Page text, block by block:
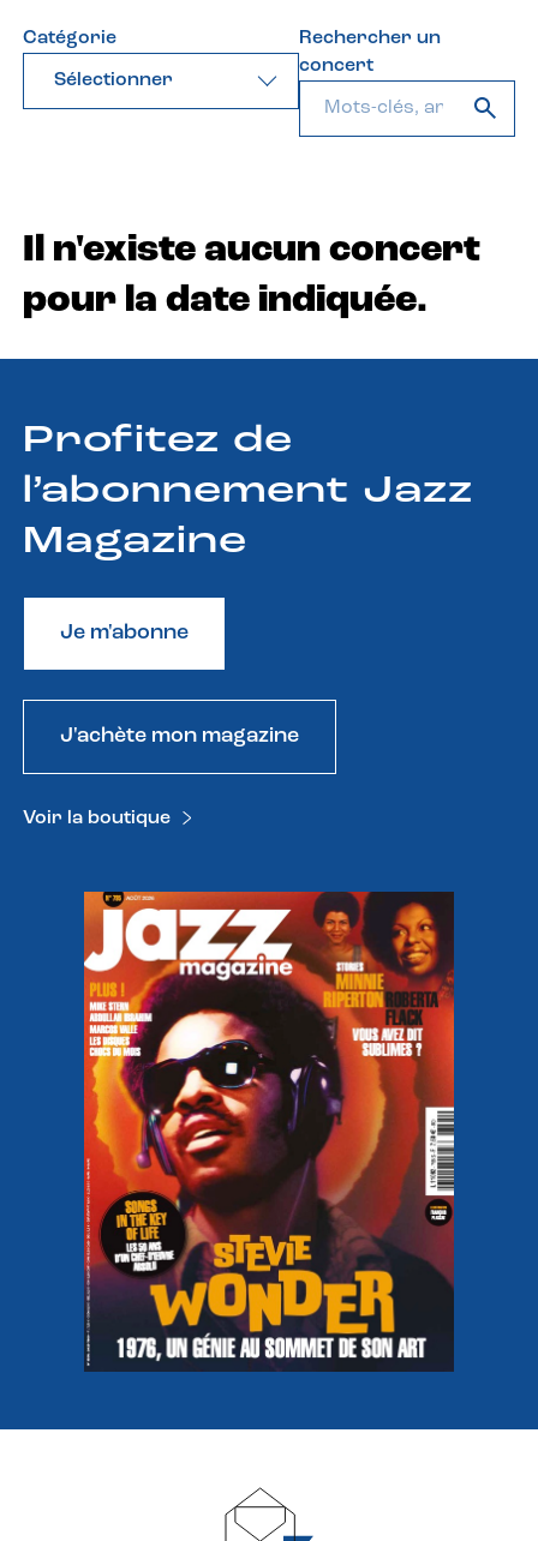
Catégorie
Sélectionner
Rechercher un
concert
Il n'existe aucun concert
pour la date indiquée.
Profitez de
l’abonnement Jazz
Magazine
Je m'abonne
J'achète mon magazine
Voir la boutique